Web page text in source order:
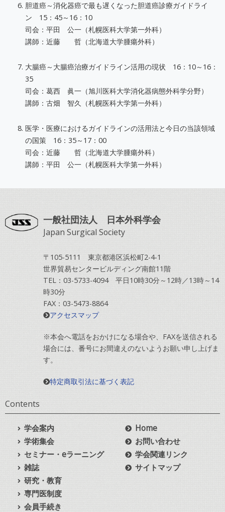
胆道癌～消化器癌で最も遅くなった胆道癌診療ガイドライ
ン 15：45～16：10
司会：平田 公一（札幌医科大学第一外科）
講師：近藤 哲（北海道大学腫瘍外科）
大腸癌～大腸癌治療ガイドライン活用の現状 16：10～16：
35
司会：葛西 眞一（旭川医科大学消化器病態外科学分野）
講師：古畑 智久（札幌医科大学第一外科）
医学・医療におけるガイドラインの活用法と今日の当該領域
の国策 16：35～17：00
司会：近藤 哲（北海道大学腫瘍外科）
講師：平田 公一（札幌医科大学第一外科）
一般社団法人 日本外科学会
Japan Surgical Society
〒105-5111 東京都港区浜松町2-4-1
世界貿易センタービルディング南館11階
TEL：03-5733-4094 平日10時30分～12時／13時～14
時30分
FAX：03-5473-8864
アクセスマップ
※本会へ電話をおかけになる場合や、FAXを送信される
場合には、番号にお間違えのないようお願い申し上げま
す。
特定商取引法に基づく表記
Contents
学会案内
学術集会
セミナー・eラーニング
雑誌
研究・教育
専門医制度
会員手続き
Home
お問い合わせ
学会関連リンク
サイトマップ